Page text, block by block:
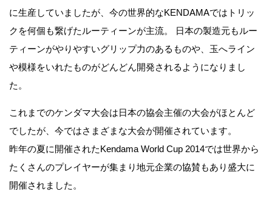
に生産していましたが、今の世界的なKENDAMAではトリッ
クを何個も繋げたルーティーンが主流。 日本の製造元もルー
ティーンがやりやすいグリップ力のあるものや、玉へライン
や模様をいれたものがどんどん開発されるようになりまし
た。
これまでのケンダマ大会は日本の協会主催の大会がほとんど
でしたが、今ではさまざまな大会が開催されています。
昨年の夏に開催されたKendama World Cup 2014では世界から
たくさんのプレイヤーが集まり地元企業の協賛もあり盛大に
開催されました。